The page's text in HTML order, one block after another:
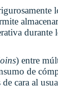
durante
) entre
de
cara al